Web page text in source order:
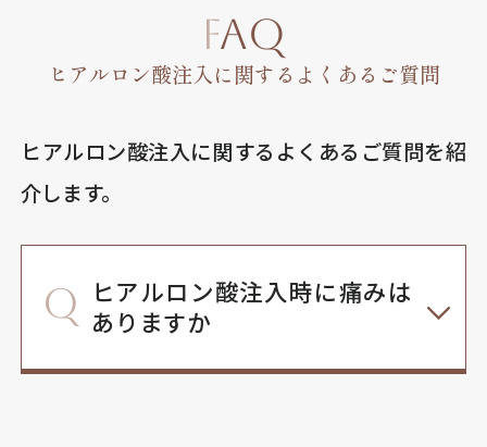
FAQ
ヒアルロン酸注入に関するよくあるご質問
ヒアルロン酸注入に関するよくあるご質問を紹
介します。
ヒアルロン酸注入時に痛みは
ありますか